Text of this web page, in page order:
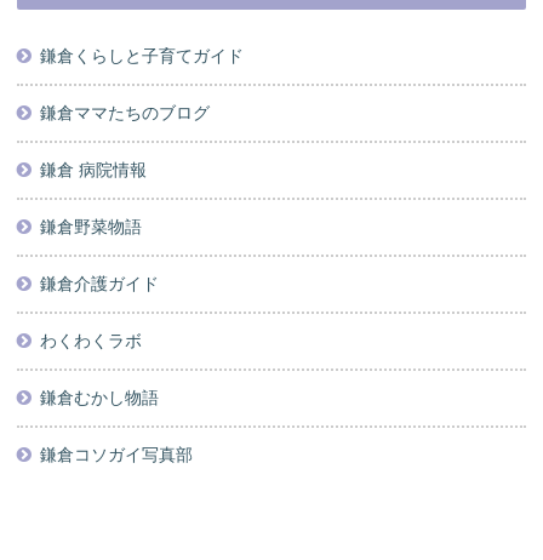
鎌倉くらしと子育てガイド
鎌倉ママたちのブログ
鎌倉 病院情報
鎌倉野菜物語
鎌倉介護ガイド
わくわくラボ
鎌倉むかし物語
鎌倉コソガイ写真部